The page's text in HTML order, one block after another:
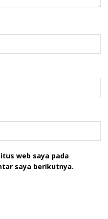
menakut-menakuti
tetapi bencana
berlatih dan
web saya pada
saya berikutnya.